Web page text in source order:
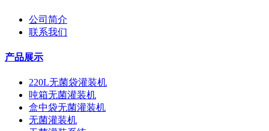
公司简介
联系我们
产品展示
220L无菌袋灌装机
吨箱无菌灌装机
盒中袋无菌灌装机
无菌灌装机